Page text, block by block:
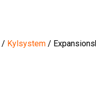
/ Kylsystem /